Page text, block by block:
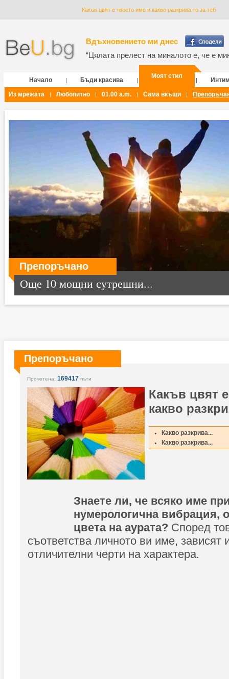
Какъв цвят е твоето име и какво разкрива то за теб
Вдъхновението ми днес
“Цялата прелест на миналото е, че е
Начало | Бъди красива |
Моят стил
|
Из мрежата
| Любопитно | 01.00 a.m. | Сама вкъщи |
Препоръчано
Още 10 мощни сутрешни...
Препоръчано
Прочетена: 169417 пъти
Какъв цвят
какво
Какво разкрива...
Какво разкрива...
Знаете ли, че всяко име
нумерологична вибрация,
цвета на аурата? Според
съответства личното ви име, зависят
отличителни черти на характера.